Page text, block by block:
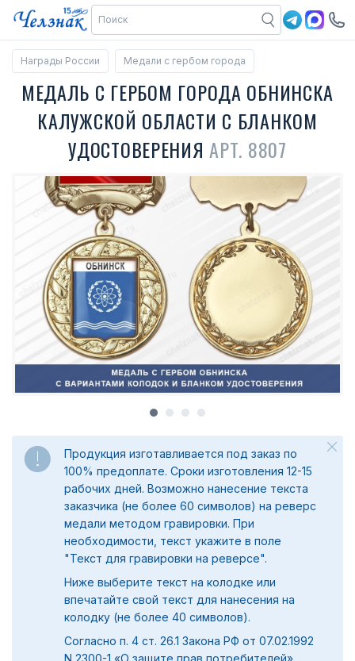
Награды России Медали с гербом города
МЕДАЛЬ С ГЕРБОМ ГОРОДА ОБНИНСКА
КАЛУЖСКОЙ ОБЛАСТИ С БЛАНКОМ
УДОСТОВЕРЕНИЯАРТ. 8807
Продукция изготавливается под заказ по
100% предоплате. Сроки изготовления 12-15
рабочих дней. Возможно нанесение текста
заказчика (не более 60 символов) на реверс
медали методом гравировки. При
необходимости, текст укажите в поле
"Текст для гравировки на реверсе".
Ниже выберите текст на колодке или
впечатайте свой текст для нанесения на
колодку (не более 40 символов).
Согласно п. 4 ст. 26.1 Закона РФ от 07.02.1992